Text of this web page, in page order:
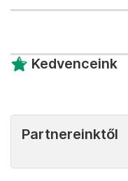
Kedvenceink
Partnereinktől